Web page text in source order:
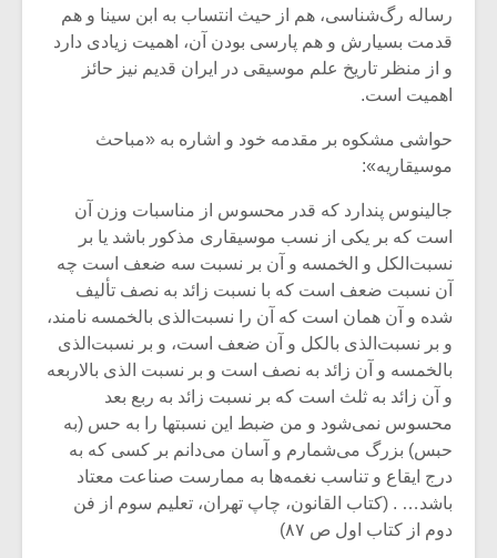
رساله رگ‌شناسی، هم از حیث انتساب به ابن سینا و هم
قدمت بسیارش و هم پارسی بودن آن، اهمیت زیادی دارد
و از منظر تاریخ علم موسیقی در ایران قدیم نیز حائز
اهمیت است.
حواشی مشکوه بر مقدمه خود و اشاره به «مباحث
موسیقاریه»:
جالینوس پندارد که قدر محسوس از مناسبات وزن آن
است که بر یکی از نسب موسیقاری مذکور باشد یا بر
نسبت‌الکل و الخمسه و آن بر نسبت سه ضعف است چه
آن نسبت ضعف است که با نسبت زائد به نصف تألیف
شده و آن همان است که آن را نسبت‌الذی بالخمسه نامند،
و بر نسبت‌الذی بالکل و آن ضعف است، و بر نسبت‌الذی
بالخمسه و آن زائد به نصف است و بر نسبت الذی بالاربعه
و آن زائد به ثلث است که بر نسبت زائد به ربع بعد
محسوس نمی‌شود و من ضبط این نسبتها را به حس (به
حبس) بزرگ می‌شمارم و آسان می‌دانم بر کسی که به
درج ایقاع و تناسب نغمه‌ها به ممارست صناعت معتاد
باشد… . (کتاب القانون، چاپ تهران، تعلیم سوم از فن
دوم از کتاب اول ص ۸۷)